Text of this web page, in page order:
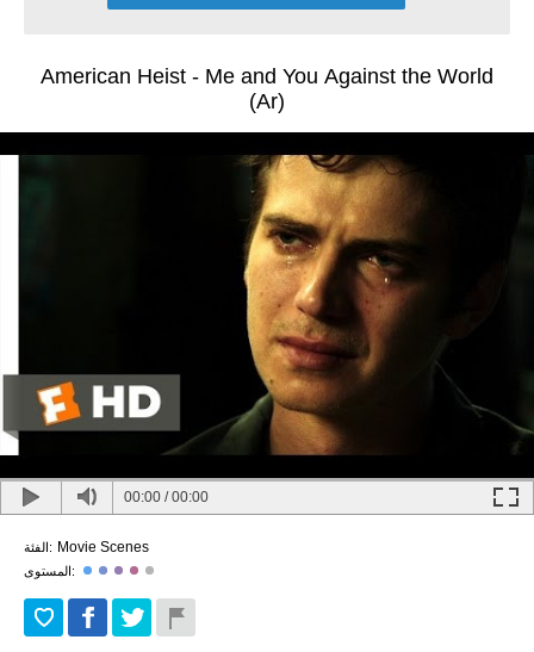
American Heist - Me and You Against the World
(Ar)
00:00 /00:00
الفئة: Movie Scenes
المستوى: